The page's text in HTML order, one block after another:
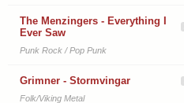
The Menzingers - Everything I
Ever Saw
Punk Rock / Pop Punk
Grimner - Stormvingar
Folk/Viking Metal